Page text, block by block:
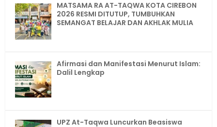
MATSAMA RA AT-TAQWA KOTA CIREBON
2026 RESMI DITUTUP, TUMBUHKAN
SEMANGAT BELAJAR DAN AKHLAK MULIA
Afirmasi dan Manifestasi Menurut Islam:
Dalil Lengkap
UPZ At-Taqwa Luncurkan Beasiswa